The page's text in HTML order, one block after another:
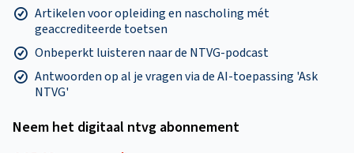
Artikelen voor opleiding en nascholing mét
geaccrediteerde toetsen
Onbeperkt luisteren naar de NTVG-podcast
Antwoorden op al je vragen via de AI-toepassing 'Ask
NTVG'
Neem het digitaal ntvg abonnement